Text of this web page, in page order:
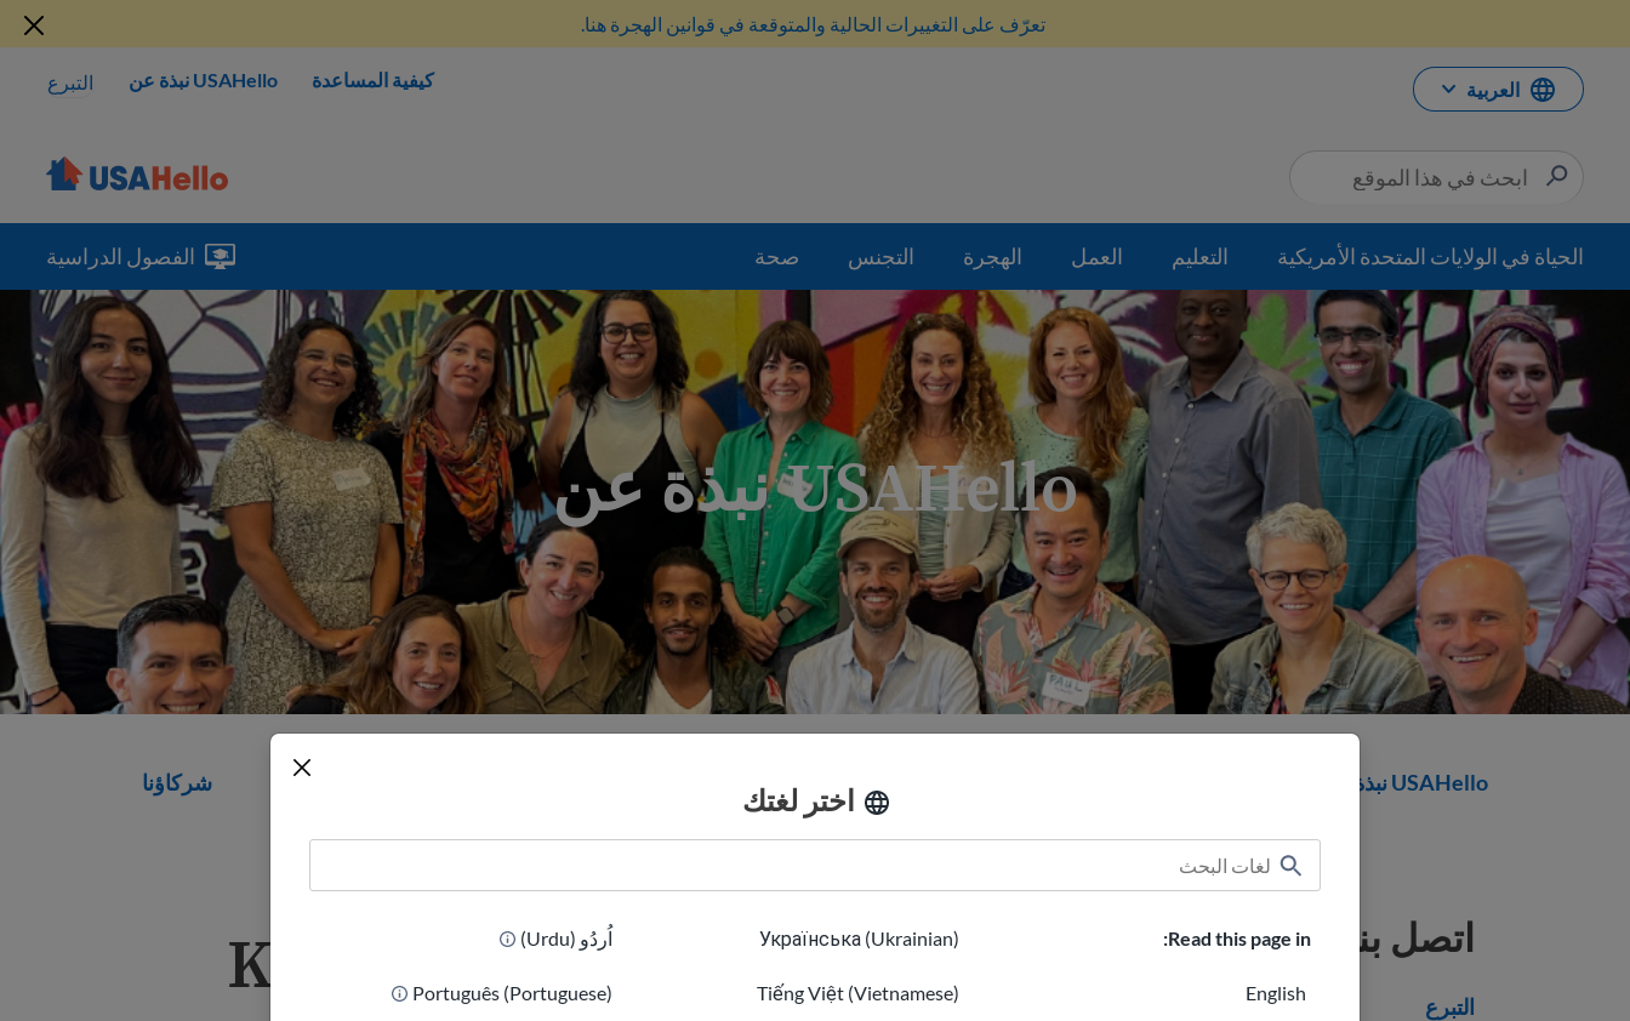
المحتوى
تعرّف على التغييرات الحالية والمتوقعة في قوانين الهجرة هنا.
العربية كيفية المساعدة USAHello نبذة عن التبرع
الحياة في الولايات المتحدة الأمريكية التعليم العمل الهجرة التجنس صحة الفصول الدراسية
اختر لغتك
Read this page in:
English
Українська (Ukrainian)
Tiếng Việt (Vietnamese)
اُردُو (Urdu)
Português (Portuguese)
USAHello نبذة عن
USAHello نبذة عن شركاؤنا
Katerina Bolger اتصل بنا
التبرع